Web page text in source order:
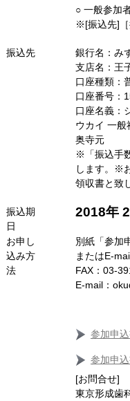
○ 一般参加
※[振込先]［
振込先
銀行名：み
支店名：王
口座種類：
口座番号：
口座名義：
ウカイ 一般
奥寺元
※「振込手
します。※
領収書と致
振込期
日
2018年
お申し
込み方
法
別紙「参加
またはE-
FAX：03-
E‐mail：
参加申
参加申
[お問合せ]
東京形成歯